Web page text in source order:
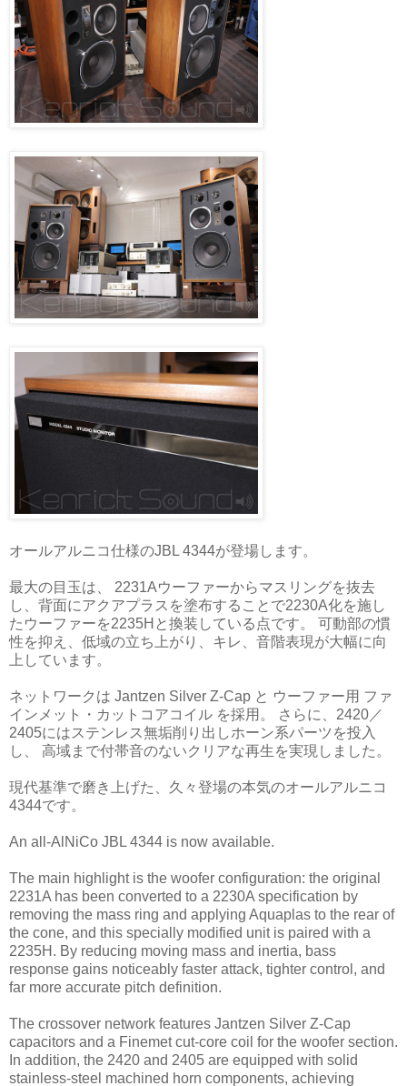
オールアルニコ仕様のJBL 4344が登場します。
最大の目玉は、 2231Aウーファーからマスリングを抜去
し、背面にアクアプラスを塗布することで2230A化を施し
たウーファーを2235Hと換装している点です。 可動部の慣
性を抑え、低域の立ち上がり、キレ、音階表現が大幅に向
上しています。
ネットワークは Jantzen Silver Z-Cap と ウーファー用 ファ
インメット・カットコアコイル を採用。 さらに、2420／
2405にはステンレス無垢削り出しホーン系パーツを投入
し、 高域まで付帯音のないクリアな再生を実現しました。
現代基準で磨き上げた、久々登場の本気のオールアルニコ
4344です。
An all-AlNiCo JBL 4344 is now available.
The main highlight is the woofer configuration: the original
2231A has been converted to a 2230A specification by
removing the mass ring and applying Aquaplas to the rear of
the cone, and this specially modified unit is paired with a
2235H. By reducing moving mass and inertia, bass
response gains noticeably faster attack, tighter control, and
far more accurate pitch definition.
The crossover network features Jantzen Silver Z-Cap
capacitors and a Finemet cut-core coil for the woofer section.
In addition, the 2420 and 2405 are equipped with solid
stainless-steel machined horn components, achieving